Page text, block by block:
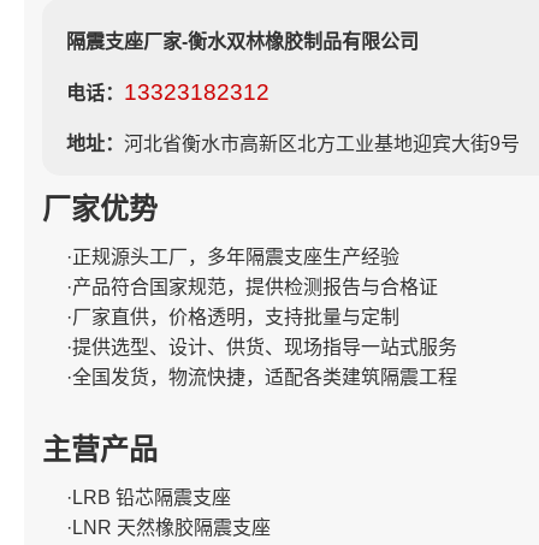
隔震支座厂家-衡水双林橡胶制品有限公司
电话： 13323182312
地址： 河北省衡水市高新区北方工业基地迎宾大街9号
厂家优势
·正规源头工厂，多年隔震支座生产经验
·产品符合国家规范，提供检测报告与合格证
·厂家直供，价格透明，支持批量与定制
·提供选型、设计、供货、现场指导一站式服务
·全国发货，物流快捷，适配各类建筑隔震工程
主营产品
·LRB 铅芯隔震支座
·LNR 天然橡胶隔震支座